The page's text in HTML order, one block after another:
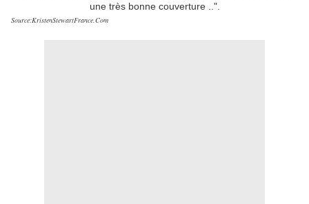
une très bonne couverture ..".
Source:KristenStewartFrance.Com